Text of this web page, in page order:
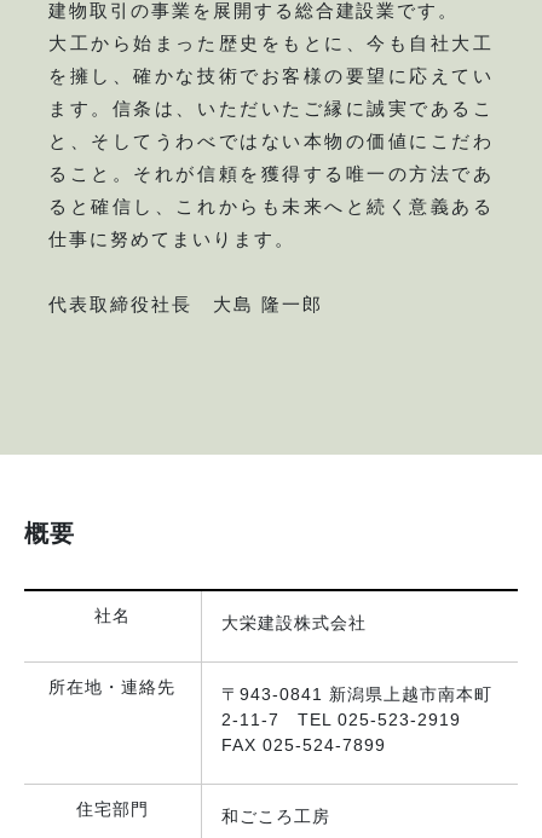
建物取引の事業を展開する総合建設業です。
大工から始まった歴史をもとに、今も自社大工
を擁し、確かな技術でお客様の要望に応えてい
ます。信条は、いただいたご縁に誠実であるこ
と、そしてうわべではない本物の価値にこだわ
ること。それが信頼を獲得する唯一の方法であ
ると確信し、これからも未来へと続く意義ある
仕事に努めてまいります。
代表取締役社長 大島 隆一郎
概要
社名 大栄建設株式会社
所在地・連絡先
〒943-0841 新潟県上越市南本町
2-11-7 TEL 025-523-2919
FAX 025-524-7899
住宅部門 和ごころ工房